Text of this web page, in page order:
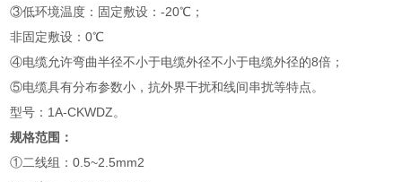
③低环境温度：固定敷设：-20℃；
非固定敷设：0℃
④电缆允许弯曲半径不小于电缆外径不小于电缆外径的8倍；
⑤电缆具有分布参数小，抗外界干扰和线间串扰等特点。
型号：1A-CKWDZ。
规格范围：
①二线组：0.5~2.5mm2